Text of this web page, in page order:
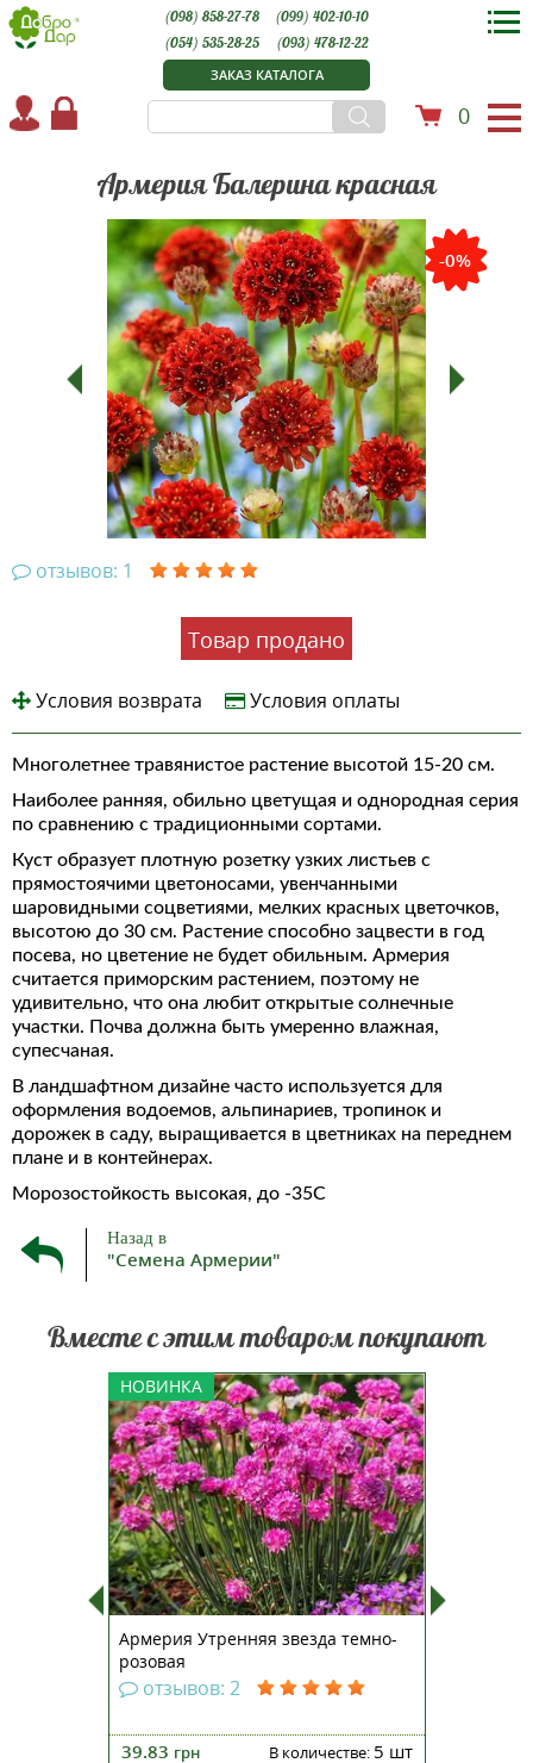
ЗАКАЗ КАТАЛОГА
0
(098) 858-27-78
(099) 402-10-10
(054) 535-28-25
(093) 478-12-22
Армерия Балерина красная
-0%
отзывов: 1
Товар продано
Условия возврата Условия оплаты
Многолетнее травянистое растение высотой 15-20 см.
Наиболее ранняя, обильно цветущая и однородная серия
по сравнению с традиционными сортами.
Куст образует плотную розетку узких листьев с
прямостоячими цветоносами, увенчанными
шаровидными соцветиями, мелких красных цветочков,
высотою до 30 см. Растение способно зацвести в год
посева, но цветение не будет обильным. Армерия
считается приморским растением, поэтому не
удивительно, что она любит открытые солнечные
участки. Почва должна быть умеренно влажная,
супесчаная.
В ландшафтном дизайне часто используется для
оформления водоемов, альпинариев, тропинок и
дорожек в саду, выращивается в цветниках на переднем
плане и в контейнерах.
Морозостойкость высокая, до -35С
Назад в
"Семена Армерии"
Вместе с этим товаром покупают
НОВИНКА
Многолетнее травянистое
растение высотой 15-20 см.
Наиболее ранняя, обильно
цветущая и однородная серия по
сравнению с традиционными
сортами. Куст образует плотную
розетку узких листьев с
прямостоячими цветоносами,
увенчанными...
Армерия Утренняя звезда темно-
розовая
отзывов: 2
39.83 грн В количестве: 5 шт